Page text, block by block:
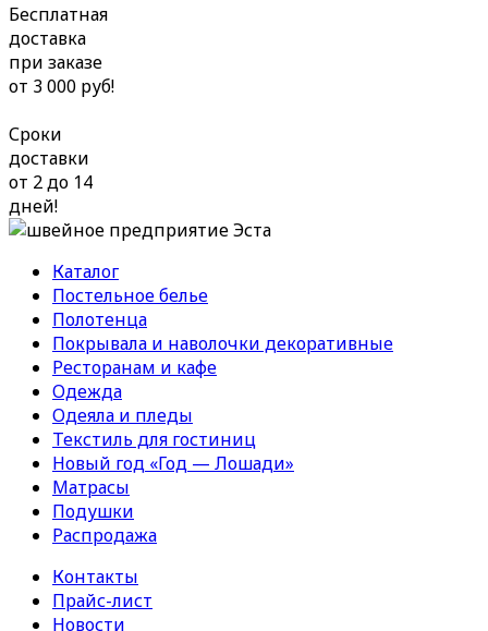
Бесплатная
доставка
при заказе
от 3 000 руб!
Сроки
доставки
от 2 до 14
дней!
Каталог
Постельное белье
Полотенца
Покрывала и наволочки декоративные
Ресторанам и кафе
Одежда
Одеяла и пледы
Текстиль для гостиниц
Новый год «Год — Лошади»
Матрасы
Подушки
Распродажа
Контакты
Прайс-лист
Новости